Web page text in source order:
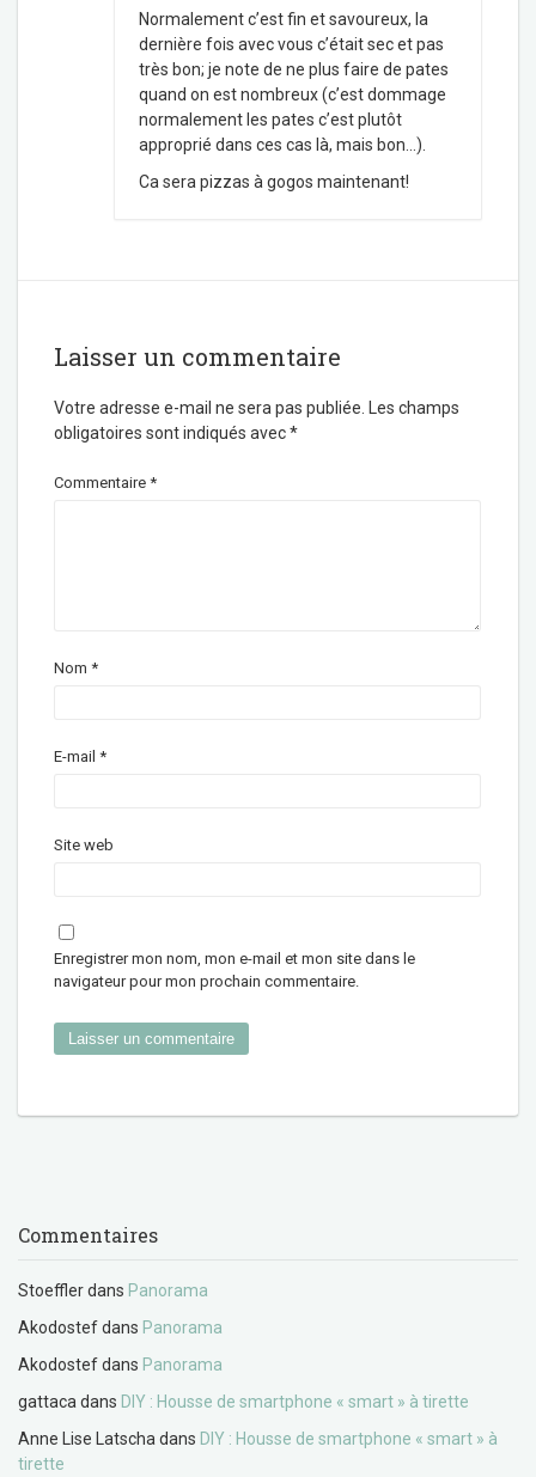
Normalement c’est fin et savoureux, la
dernière fois avec vous c’était sec et pas
très bon; je note de ne plus faire de pates
quand on est nombreux (c’est dommage
normalement les pates c’est plutôt
approprié dans ces cas là, mais bon…).
Ca sera pizzas à gogos maintenant!
Laisser un commentaire
Votre adresse e-mail ne sera pas publiée.
Les champs
obligatoires sont indiqués avec*
Commentaire *
Nom *
E-mail *
Site web
Enregistrer mon nom, mon e-mail et mon site dans le
navigateur pour mon prochain commentaire.
Commentaires
Stoefflerdans Panorama
Akodostefdans Panorama
Akodostefdans Panorama
gattaca dans DIY : Housse de smartphone « smart » à tirette
Anne Lise Latscha dans DIY : Housse de smartphone « smart » à
tirette